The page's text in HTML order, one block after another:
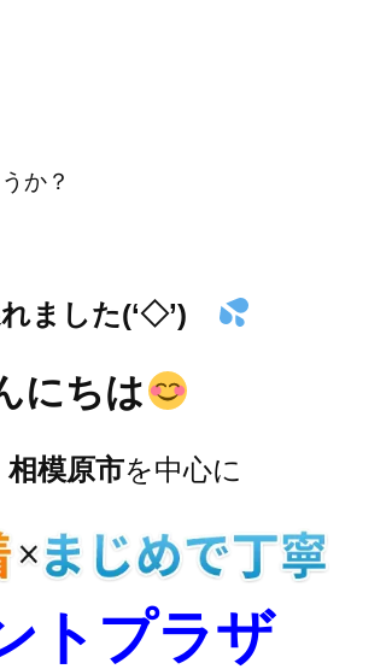
か？
ました(‘◇’)ゞ
にちは
相模原市を中心に
トプラザ